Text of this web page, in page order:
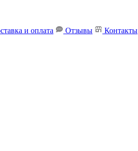
и оплата Отзывы Контакты